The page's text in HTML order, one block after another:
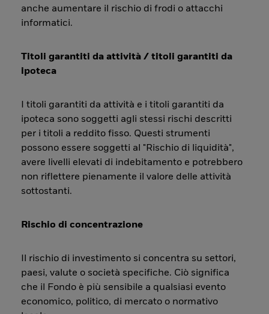
anche aumentare il rischio di frodi o attacchi
informatici.
Titoli garantiti da attività / titoli garantiti da
ipoteca
I titoli garantiti da attività e i titoli garantiti da
ipoteca sono soggetti agli stessi rischi descritti
per i titoli a reddito fisso. Questi strumenti
possono essere soggetti al "Rischio di liquidità",
avere livelli elevati di indebitamento e potrebbero
non riflettere pienamente il valore delle attività
sottostanti.
Rischio di concentrazione
Il rischio di investimento si concentra su settori,
paesi, valute o società specifiche. Ciò significa
che il Fondo è più sensibile a qualsiasi evento
economico, politico, di mercato o normativo